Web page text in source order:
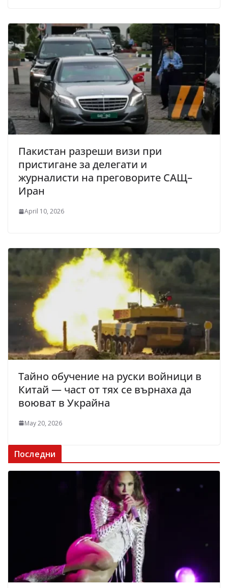
Пакистан разреши визи при
пристигане за делегати и
журналисти на преговорите САЩ–
Иран
April 10, 2026
Тайно обучение на руски войници в
Китай — част от тях се върнаха да
воюват в Украйна
May 20, 2026
Последни